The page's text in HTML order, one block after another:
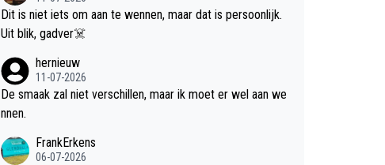
Dit is niet iets om aan te wennen, maar dat is persoonlijk.
Uit blik, gadver☠️
hernieuw
11-07-2026
De smaak zal niet verschillen, maar ik moet er wel aan we
nnen.
FrankErkens
06-07-2026